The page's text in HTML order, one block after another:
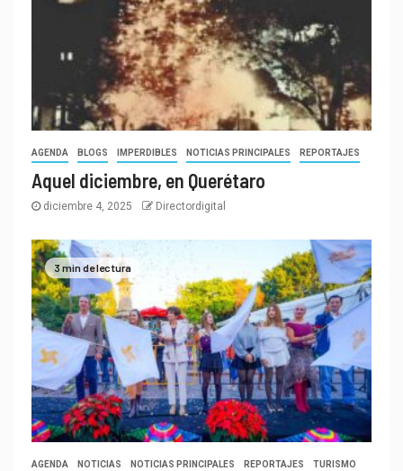
AGENDA BLOGS IMPERDIBLES NOTICIAS PRINCIPALES REPORTAJES
Aquel diciembre, en Querétaro
diciembre 4, 2025 Directordigital
3 min de lectura
AGENDA NOTICIAS NOTICIAS PRINCIPALES REPORTAJES TURISMO